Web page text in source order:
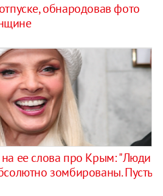
обнародовав фото
ее слова про Крым: "Люди
зомбированы. Пусть